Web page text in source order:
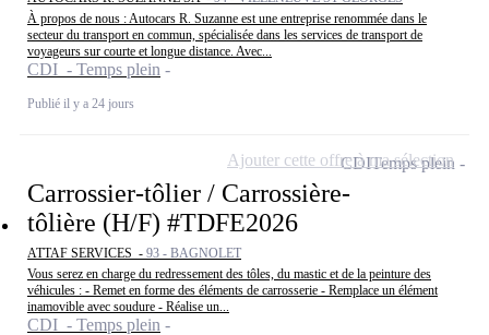
À propos de nous : Autocars R. Suzanne est une entreprise renommée dans le
secteur du transport en commun, spécialisée dans les services de transport de
voyageurs sur courte et longue distance. Avec...
CDI - Temps plein
Publié il y a 24 jours
Carrossier-tôlier / Carrossière-
tôlière (H/F) #TDFE2026
ATTAF SERVICES - 93 - BAGNOLET
Vous serez en charge du redressement des tôles, du mastic et de la peinture des
véhicules : - Remet en forme des éléments de carrosserie - Remplace un élément
inamovible avec soudure - Réalise un...
CDI - Temps plein
CDITemps plein
Ajouter cette offre à ma sélection